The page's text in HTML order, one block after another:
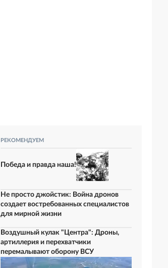
РЕКОМЕНДУЕМ
Победа и правда наша!
Не просто джойстик: Война дронов
создает востребованных специалистов
для мирной жизни
Воздушный кулак "Центра": Дроны,
артиллерия и перехватчики
перемалывают оборону ВСУ